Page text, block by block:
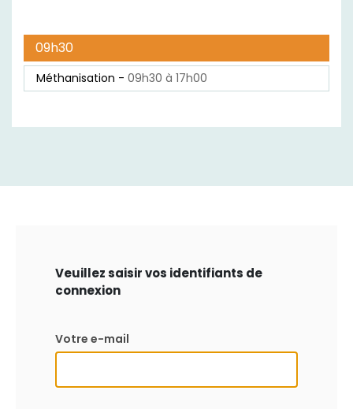
09h30
Méthanisation - 09h30 à 17h00
Veuillez saisir vos identifiants de
connexion
Votre e-mail